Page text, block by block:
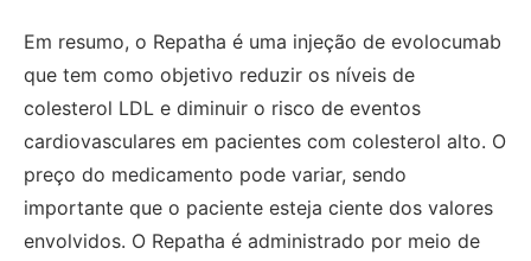
Em resumo, o Repatha é uma injeção de evolocumab
que tem como objetivo reduzir os níveis de
colesterol LDL e diminuir o risco de eventos
cardiovasculares em pacientes com colesterol alto. O
preço do medicamento pode variar, sendo
importante que o paciente esteja ciente dos valores
envolvidos. O Repatha é administrado por meio de